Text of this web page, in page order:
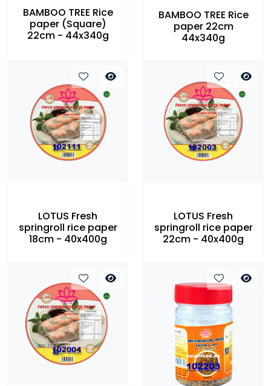
BAMBOO TREE Rice
paper (Square)
22cm - 44x340g
BAMBOO TREE Rice
paper 22cm
44x340g
LOTUS Fresh
springroll rice paper
18cm - 40x400g
LOTUS Fresh
springroll rice paper
22cm - 40x400g